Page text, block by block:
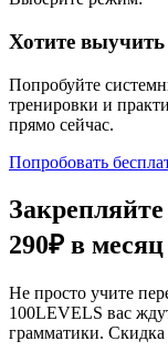
Хотите
Попробуйте
тренировки и
прямо сейчас.
Попробовать
290₽ в месяц
Не просто учите
100LEVELS вас
грамматики.